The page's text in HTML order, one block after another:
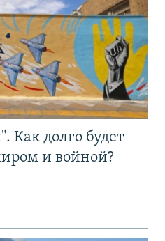
Как долго будет
и войной?